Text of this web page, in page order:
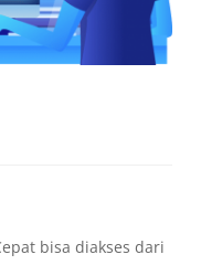
bisa diakses dari